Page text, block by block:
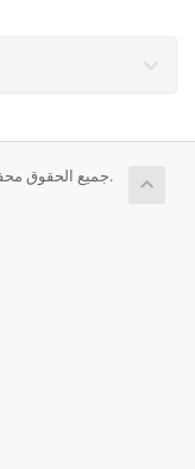
حقوق الطبع والنشر © 2026 LinkSecured. جميع الحقوق محفوظة.